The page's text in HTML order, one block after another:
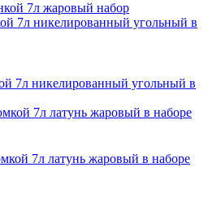
7л жаровый набор
7л никелированный угольный в
7л латунь жаровый в наборе